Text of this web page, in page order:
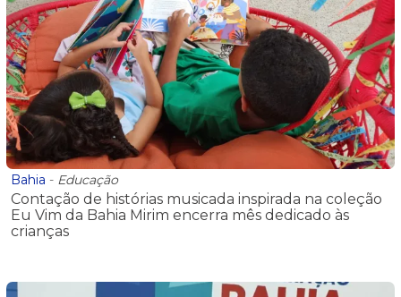
Bahia - Educação
Contação de histórias musicada inspirada na coleção
Eu Vim da Bahia Mirim encerra mês dedicado às
crianças